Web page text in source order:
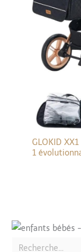
GLOKID
1